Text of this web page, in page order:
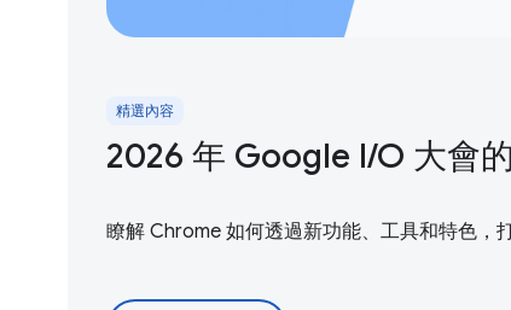
精選內容
2026 年 Google I/O 大會
瞭解 Chrome 如何透過新功能、工具和特色，